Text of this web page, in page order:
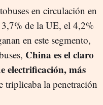
en circulación en
de la UE, el 4,2%
en este segmento,
China es el claro
electrificación, más
triplicaba la penetración